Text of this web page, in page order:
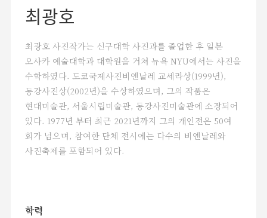
충격적으로 다가온다. 그가 자신의 작업에서
가족사진에서 또한 나체의 다수가 등장한다.
그의 작업이 발표 된지 오랜 시간이
지났음에도, 사람들은 그의 사진에
익숙해지지 않는다. 하지만 작가는 그때나
지금이나 진솔하게 단 하나의 이야기를 하고
있다. 그는 무언가 찍기 위해 계획을
세우거나, 사진으로 담아내기 위해 시간을
마련하고 노력한다기 보다는 변해가는 그의
삶의 한 단면을 사진 속에 그대로 담아내고
최광호
최광호 사진작가는 신구대학 사진과를 졸업한 후 일본
오사카 예술대학과 대학원을 거쳐 뉴욕 NYU에서는 사진을
수학하였다. 도쿄국제사진비엔날레 교세라상(1999년),
동강사진상(2002년)을 수상하였으며, 그의 작품은
현대미술관, 서울시립미술관, 동강사진미술관에 소장되어
있다. 1977년 부터 최근 2021년까지 그의 개인전은 50여
회가 넘으며, 참여한 단체 전시에는 다수의 비엔날레와
사진축제를 포함되어 있다.
학력